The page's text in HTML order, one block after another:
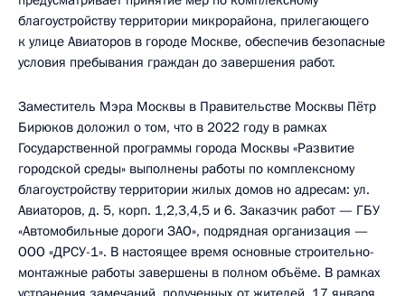
благоустройству территории микрорайона, прилегающего
к улице Авиаторов в городе Москве, обеспечив безопасные
условия пребывания граждан до завершения работ.
Заместитель Мэра Москвы в Правительстве Москвы Пётр
Бирюков доложил о том, что в 2022 году в рамках
Государственной программы города Москвы «Развитие
городской среды» выполнены работы по комплексному
благоустройству территории жилых домов но адресам: ул.
Авиаторов, д. 5, корп. 1,2,3,4,5 и 6. Заказчик работ — ГБУ
«Автомобильные дороги ЗАО», подрядная организация —
ООО «ДРСУ-1». В настоящее время основные строительно-
монтажные работы завершены в полном объёме. В рамках